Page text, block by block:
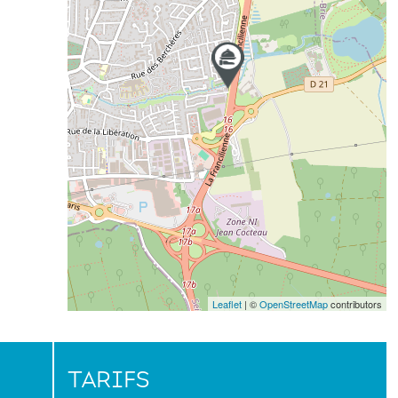
Leaflet | ©OpenStreetMapcontributors
TARIFS